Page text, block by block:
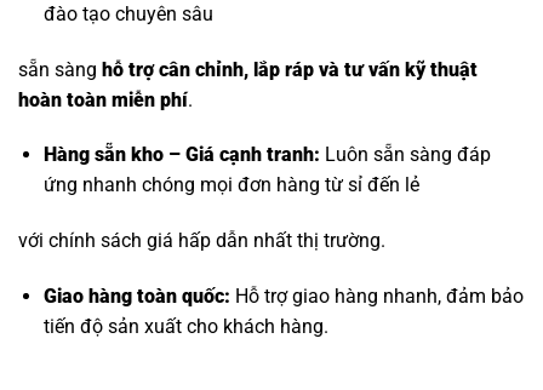
đào tạo chuyên sâu
sẵn sàng hỗ trợ cân chỉnh, lắp ráp và tư vấn kỹ thuật
hoàn toàn miễn phí.
Hàng sẵn kho – Giá cạnh tranh: Luôn sẵn sàng đáp
ứng nhanh chóng mọi đơn hàng từ sỉ đến lẻ
với chính sách giá hấp dẫn nhất thị trường.
Giao hàng toàn quốc: Hỗ trợ giao hàng nhanh, đảm bảo
tiến độ sản xuất cho khách hàng.